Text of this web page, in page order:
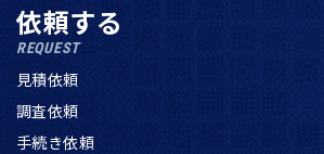
依頼する
REQUEST
見積依頼
調査依頼
手続き依頼